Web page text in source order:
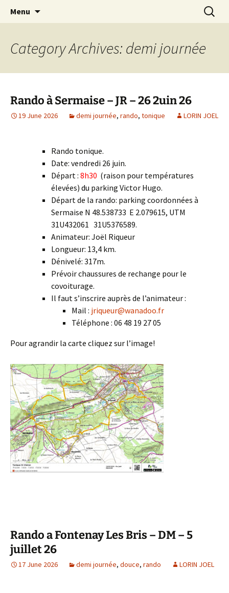
Randonneurs Norvillois
Menu
Search
for:
Category Archives: demi journée
Rando à Sermaise – JR – 26 2uin 26
19 June 2026 demi journée, rando, tonique LORIN JOEL
Rando tonique.
Date: vendredi 26 juin.
Départ : 8h30 (raison pour températures
élevées) du parking Victor Hugo.
Départ de la rando: parking coordonnées à
Sermaise N 48.538733 E 2.079615, UTM
31U432061 31U5376589.
Animateur: Joël Riqueur
Longueur: 13,4 km.
Dénivelé: 317m.
Prévoir chaussures de rechange pour le
covoiturage.
Il faut s’inscrire auprès de l’animateur :
Mail : jriqueur@wanadoo.fr
Téléphone : 06 48 19 27 05
Pour agrandir la carte cliquez sur l’image!
Rando a Fontenay Les Bris – DM – 5
juillet 26
17 June 2026 demi journée, douce, rando LORIN JOEL